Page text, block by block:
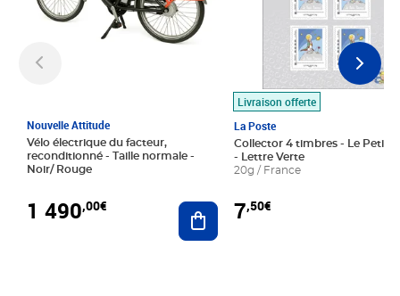
Nouvelle Attitude
Vélo électrique du facteur,
reconditionné - Taille normale -
Noir/ Rouge
1 490,00€ Ajouter au panier
Livraison offerte
La Poste
Collector 4 timbres - Le Petit
- Lettre Verte
20g / France
7,50€